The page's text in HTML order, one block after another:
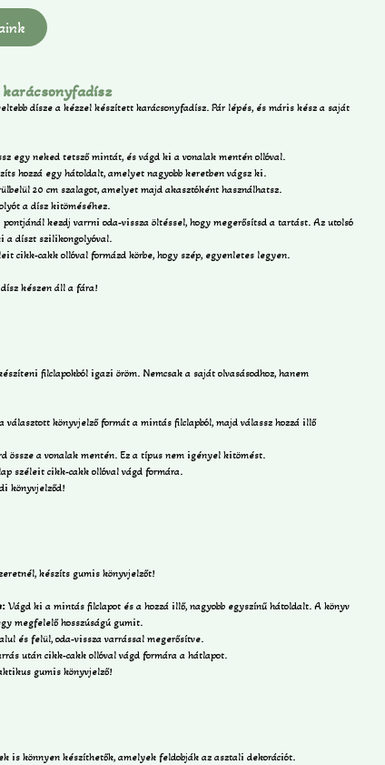
karácsonyfadísz
dísze a kézzel készített karácsonyfadísz. Pár lépés, és máris kész a saját
egy neked tetsző mintát, és vágd ki a vonalak mentén ollóval.
hozzá egy hátoldalt, amelyet nagyobb keretben vágsz ki.
20 cm szalagot, amelyet majd akasztóként használhatsz.
a dísz kitöméséhez.
kezdj varrni oda-vissza öltéssel, hogy megerősítsd a tartást. Az utolsó
a díszt szilikongolyóval.
cikk-cakk ollóval formázd körbe, hogy szép, egyenletes legyen.
készen áll a fára!
filclapokból igazi öröm. Nemcsak a saját olvasásodhoz, hanem
választott könyvjelző formát a mintás filclapból, majd válassz hozzá illő
össze a vonalak mentén. Ez a típus nem igényel kitömést.
széleit cikk-cakk ollóval vágd formára.
könyvjelződ!
készíts gumis könyvjelzőt!
Vágd ki a mintás filclapot és a hozzá illő, nagyobb egyszínű hátoldalt. A könyv
megfelelő hosszúságú gumit.
és felül, oda-vissza varrással megerősítve.
után cikk-cakk ollóval vágd formára a hátlapot.
gumis könyvjelző!
is könnyen készíthetők, amelyek feldobják az asztali dekorációt.